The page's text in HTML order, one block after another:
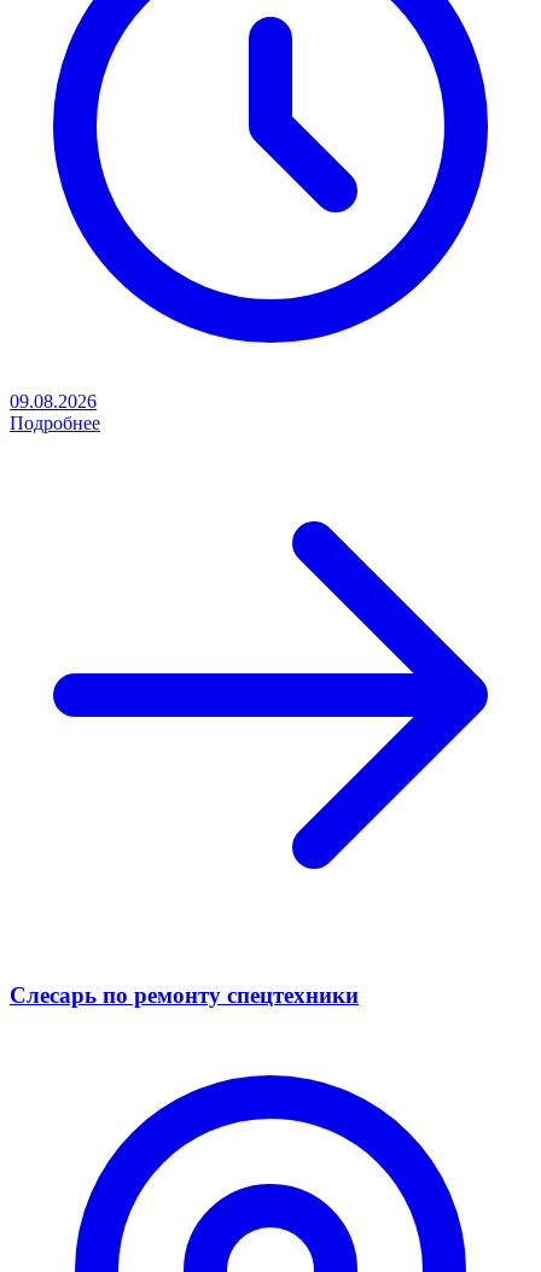
09.08.2026
Подробнее
Слесарь по ремонту спецтехники